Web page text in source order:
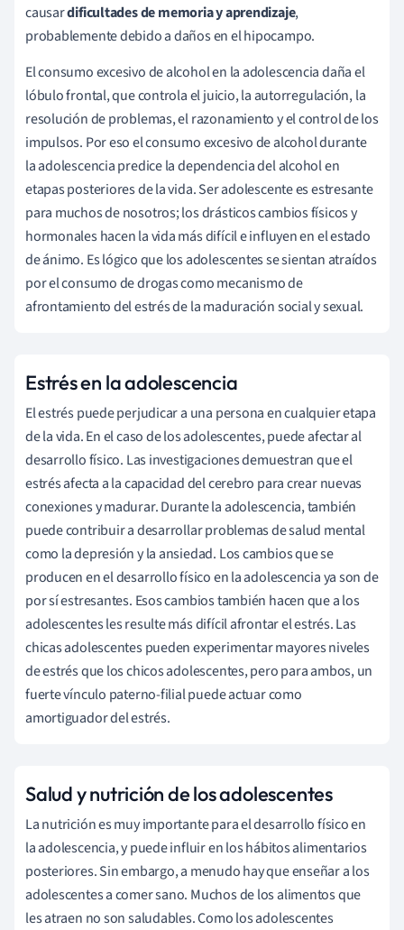
causardificultades de memoria y aprendizaje,
probablemente debido a daños en el hipocampo.
El consumo excesivo de alcohol en la adolescencia daña el
lóbulo frontal, que controla el juicio, la autorregulación, la
resolución de problemas, el razonamiento y el control de los
impulsos. Por eso el consumo excesivo de alcohol durante
la adolescencia predice la dependencia del alcohol en
etapas posteriores de la vida. Ser adolescente es estresante
para muchos de nosotros; los drásticos cambios físicos y
hormonales hacen la vida más difícil e influyen en el estado
de ánimo. Es lógico que los adolescentes se sientan atraídos
por el consumo de drogas como mecanismo de
afrontamiento del estrés de la maduración social y sexual.
Estrés en la adolescencia
El estrés puede perjudicar a una persona en cualquier etapa
de la vida. En el caso de los adolescentes, puede afectar al
desarrollo físico. Las investigaciones demuestran que el
estrés afecta a la capacidad del cerebro para crear nuevas
conexiones y madurar. Durante la adolescencia, también
puede contribuir a desarrollar problemas de salud mental
como la depresión y la ansiedad. Los cambios que se
producen en el desarrollo físico en la adolescencia ya son de
por sí estresantes. Esos cambios también hacen que a los
adolescentes les resulte más difícil afrontar el estrés. Las
chicas adolescentes pueden experimentar mayores niveles
de estrés que los chicos adolescentes, pero para ambos, un
fuerte vínculo paterno-filial puede actuar como
amortiguador del estrés.
Salud y nutrición de los adolescentes
La nutrición es muy importante para el desarrollo físico en
la adolescencia, y puede influir en los hábitos alimentarios
posteriores. Sin embargo, a menudo hay que enseñar a los
adolescentes a comer sano. Muchos de los alimentos que
les atraen no son saludables. Como los adolescentes